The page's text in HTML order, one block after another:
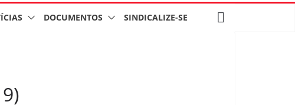
DOCUMENTOS SINDICALIZE-SE